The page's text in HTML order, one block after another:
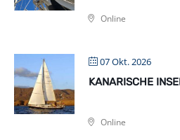
Online
07 Okt. 2026
KANARISCHE
Online